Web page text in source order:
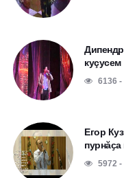
куçусем
6136
Егор
пурнӑҫа
5972